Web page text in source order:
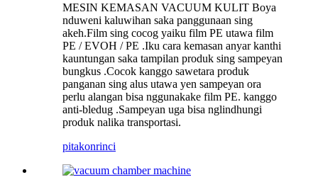
MESIN KEMASAN VACUUM KULIT Boya
nduweni kaluwihan saka panggunaan sing
akeh.Film sing cocog yaiku film PE utawa film
PE / EVOH / PE .Iku cara kemasan anyar kanthi
kauntungan saka tampilan produk sing sampeyan
bungkus .Cocok kanggo sawetara produk
panganan sing alus utawa yen sampeyan ora
perlu alangan bisa nggunakake film PE. kanggo
anti-bledug .Sampeyan uga bisa nglindhungi
produk nalika transportasi.
pitakonrinci